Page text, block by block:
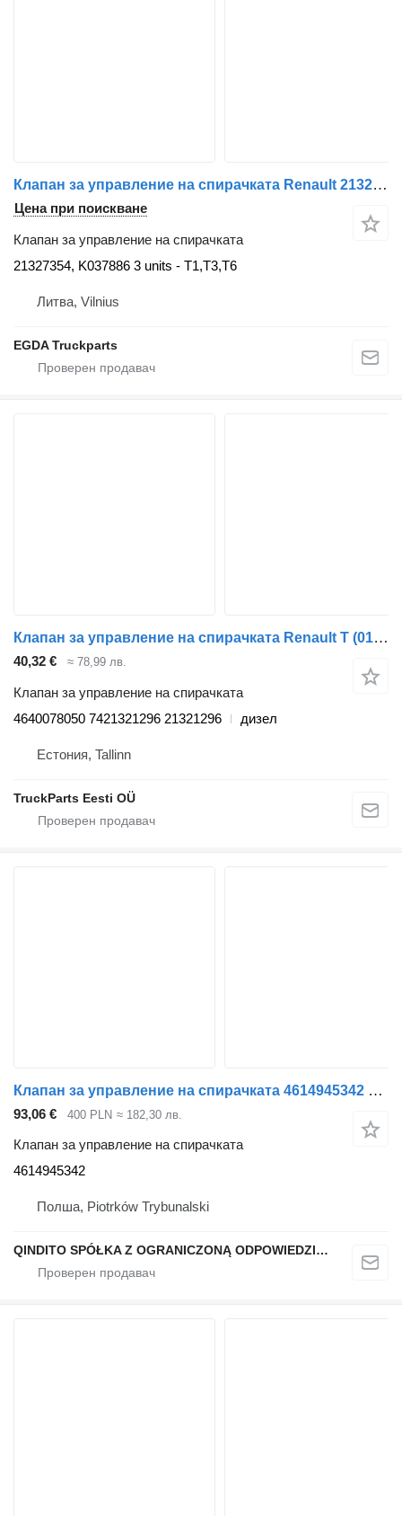
Клапан за управление на спирачката Renault 21327354 за влекач Renault
Цена при поискване
Клапан за управление на спирачката
21327354, K037886 3 units - T1,T3,T6
Литва, Vilnius
EGDA Truckparts
Клапан за управление на спирачката Renault T (01.13-) 4640078050 за влекач Renault T (2013-)
40,32 € ≈ 78,99 лв.
Клапан за управление на спирачката
4640078050 7421321296 21321296
дизел
Естония, Tallinn
TruckParts Eesti OÜ
Клапан за управление на спирачката 4614945342 за влекач Renault PREMIUM 420 DCI
93,06 € 400 PLN ≈ 182,30 лв.
Клапан за управление на спирачката
4614945342
Полша, Piotrków Trybunalski
QINDITO SPÓŁKA Z OGRANICZONĄ ODPOWIEDZIALNOŚCIĄ